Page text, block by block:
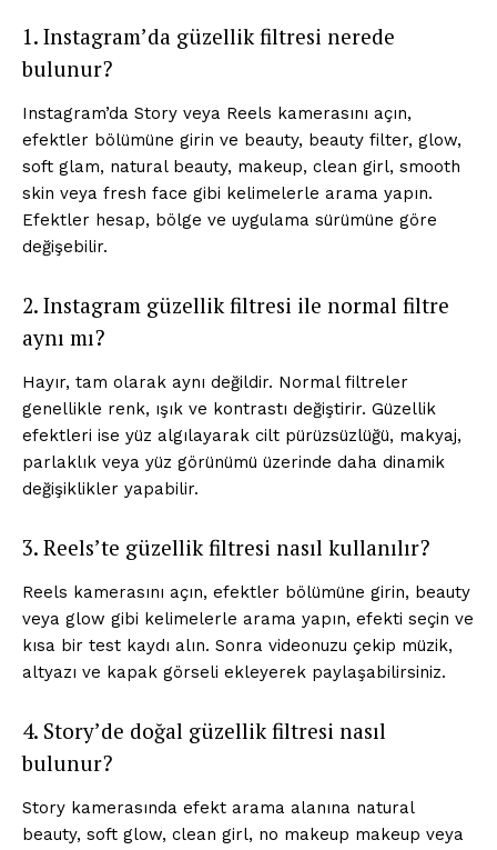
1. Instagram’da güzellik filtresi nerede
bulunur?
Instagram’da Story veya Reels kamerasını açın,
efektler bölümüne girin ve beauty, beauty filter, glow,
soft glam, natural beauty, makeup, clean girl, smooth
skin veya fresh face gibi kelimelerle arama yapın.
Efektler hesap, bölge ve uygulama sürümüne göre
değişebilir.
2. Instagram güzellik filtresi ile normal filtre
aynı mı?
Hayır, tam olarak aynı değildir. Normal filtreler
genellikle renk, ışık ve kontrastı değiştirir. Güzellik
efektleri ise yüz algılayarak cilt pürüzsüzlüğü, makyaj,
parlaklık veya yüz görünümü üzerinde daha dinamik
değişiklikler yapabilir.
3. Reels’te güzellik filtresi nasıl kullanılır?
Reels kamerasını açın, efektler bölümüne girin, beauty
veya glow gibi kelimelerle arama yapın, efekti seçin ve
kısa bir test kaydı alın. Sonra videonuzu çekip müzik,
altyazı ve kapak görseli ekleyerek paylaşabilirsiniz.
4. Story’de doğal güzellik filtresi nasıl
bulunur?
Story kamerasında efekt arama alanına natural
beauty, soft glow, clean girl, no makeup makeup veya